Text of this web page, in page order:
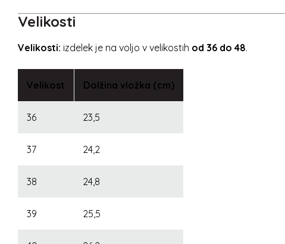
Velikosti
Velikosti: izdelek je na voljo v velikostih od 36 do 48.
Velikost Dolžina vložka (cm)
36 23,5
37 24,2
38 24,8
39 25,5